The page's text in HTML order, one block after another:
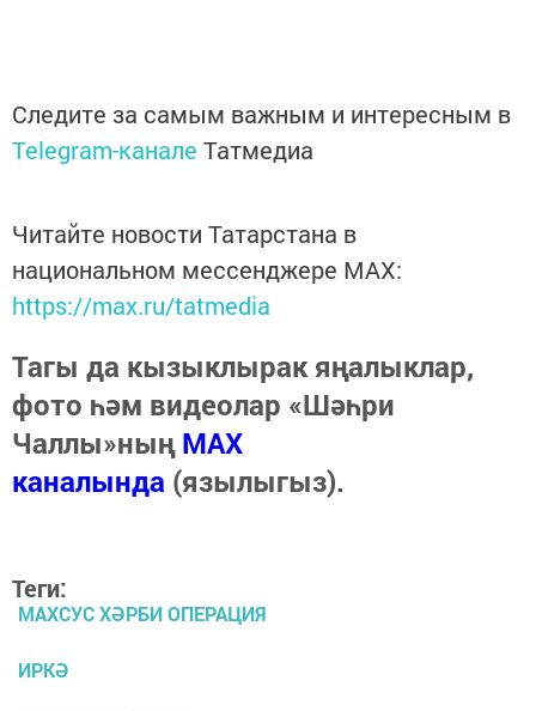
Следите за самым важным и интересным в
Telegram-канале Татмедиа
Читайте новости Татарстана в
национальном мессенджере MАХ:
https://max.ru/tatmedia
Тагы да кызыклырак яңалыклар,
фото һәм видеолар «Шәһри
Чаллы»ныңMAX
каналында (язылыгыз).
Теги:
МАХСУС ХӘРБИ ОПЕРАЦИЯ
ИРКӘ